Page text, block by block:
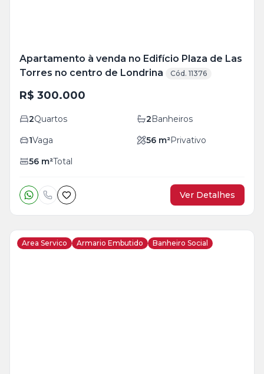
Apartamento à venda no Edifício Plaza de Las
Torres no centro de Londrina
Cód. 11376
R$ 300.000
2Quartos 2Banheiros
1Vaga 56 m²Privativo
56 m²Total
Ver Detalhes
Area Servico Armario Embutido Banheiro Social